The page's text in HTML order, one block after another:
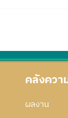
คลังควา
ผลงาน